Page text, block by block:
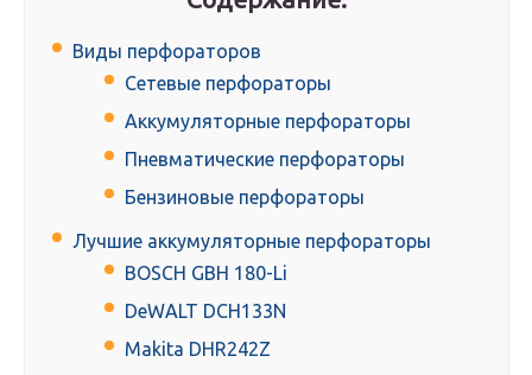
Виды перфораторов
Сетевые перфораторы
Аккумуляторные перфораторы
Пневматические перфораторы
Бензиновые перфораторы
Лучшие аккумуляторные перфораторы
BOSCH GBH 180-Li
DeWALT DCH133N
Makita DHR242Z